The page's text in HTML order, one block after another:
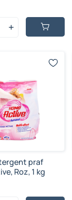
praf
Roz, 1 kg